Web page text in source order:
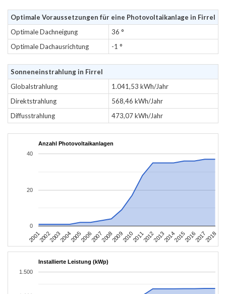
Optimale Voraussetzungen für eine Photovoltaikanlage in Firrel
Optimale Dachneigung
36 °
Optimale Dachausrichtung
-1 °
Sonneneinstrahlung in Firrel
Globalstrahlung
1.041,53 kWh/Jahr
Direktstrahlung
568,46 kWh/Jahr
Diffusstrahlung
473,07 kWh/Jahr
Anzahl Photovoltaikanlagen
200120022003200420052006200720082009201020112012201320142015201620172018
0
20
40
Installierte Leistung (kWp)
1.500